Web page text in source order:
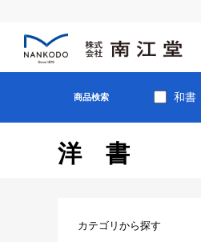
商品検索 和書
洋書
カテゴリから探す